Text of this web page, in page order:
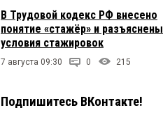
В Трудовой кодекс РФ внесено
понятие «стажёр» и разъяснены
условия стажировок
7 августа 09:30 0 215
Подпишитесь ВКонтакте!